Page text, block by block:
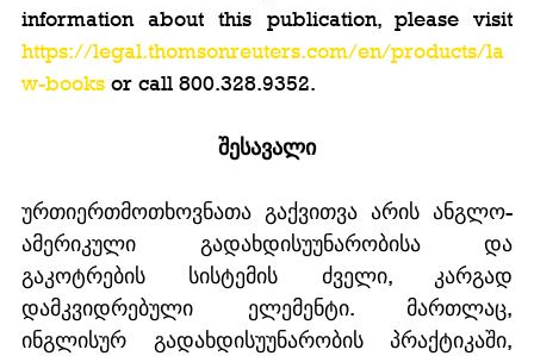
https://legal.thomsonreuters.com/en/products/la
w-books or call 800.328.9352.
შესავალი
ურთიერთმოთხოვნათა გაქვითვა არის ანგლო-
ამერიკული გადახდისუუნარობისა და
გაკოტრების სისტემის ძველი, კარგად
დამკვიდრებული ელემენტი. მართლაც,
ინგლისურ გადახდისუუნარობის პრაქტიკაში,